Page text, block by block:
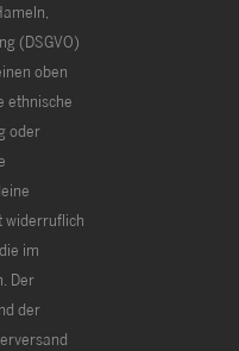
(DSGVO)
oben
ethnische
oder
widerruflich
im
Der
der